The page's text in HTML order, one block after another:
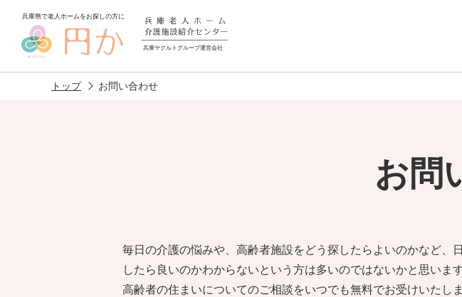
円
施設選びのポイント 施設をお探しの方へ 老人ホ
トップ お問い合わせ
お問
毎日の介護の悩みや、高齢者施設をどう探したらよいのかなど
したら良いのかわからないという方は多いのではないかと思い
高齢者の住まいについてのご相談をいつでも無料でお受けいたしま